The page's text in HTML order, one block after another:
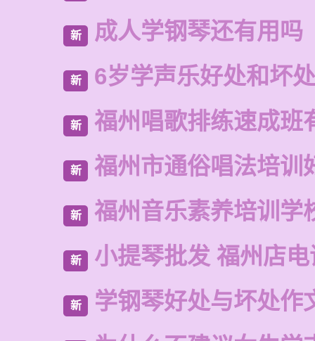
新 成人学钢琴还有用吗
新 6岁学声乐好处和坏处
新 福州唱歌排练速成班
新 福州市通俗唱法培训
新 福州音乐素养培训学
新 小提琴批发 福州店
新 学钢琴好处与坏处作